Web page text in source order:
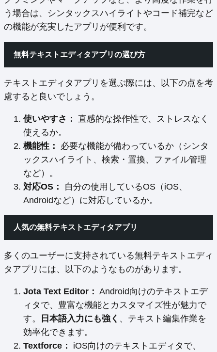
う場合は、シンタックスハイライトやコード補完など
の機能が充実したアプリが便利です。
無料テキストエディタアプリの選び方
テキストエディタアプリを選ぶ際には、以下の点を考
慮すると良いでしょう。
使いやすさ：
直感的な操作性で、ストレスなく
使えるか。
機能性：
必要な機能が備わっているか（シンタ
ックスハイライト、検索・置換、ファイル管理
など）。
対応OS：
自分の使用しているOS（iOS、
Androidなど）に対応しているか。
人気の無料テキストエディタアプリ
多くのユーザーに支持されている無料テキストエディ
タアプリには、以下のようなものがあります。
Jota Text Editor： Android向けのテキストエデ
ィタで、豊富な機能とカスタマイズ性が魅力で
す。
日本語入力にも強く 、テキスト編集作業を
効率化できます。
Textforce：
iOS向けのテキストエディタで、